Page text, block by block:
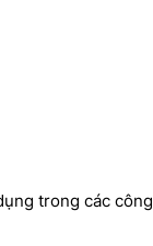
trong các
VÀ THI CÔNG
TRANG TRÍ